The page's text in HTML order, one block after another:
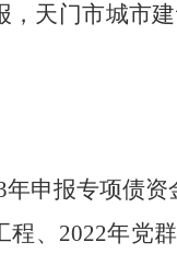
天门市城市
年申报专项债资
、 2022年党